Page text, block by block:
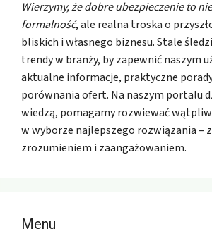
Wierzymy, że dobre ubezpieczenie to
formalność, ale realna troska o
bliskich i własnego biznesu. Stale
trendy w branży, by zapewnić naszym
aktualne informacje, praktyczne
porównania ofert. Na naszym portalu
wiedzą, pomagamy rozwiewać
w wyborze najlepszego rozwiązania –
zrozumieniem i zaangażowaniem.
Menu